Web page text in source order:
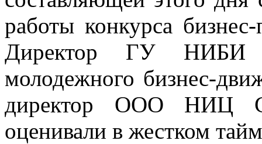
работы конкурса
Директор ГУ НИБИ
молодежного бизнес-
директор ООО НИЦ
оценивали в жестком